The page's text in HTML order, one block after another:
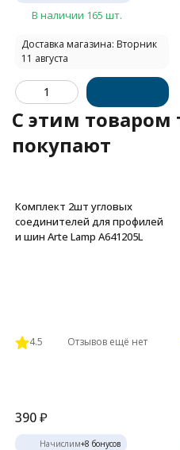
В наличии 165 шт.
Доставка магазина: Вторник
11 августа
C этим товаром
покупают
Комплект 2шт угловых
соединителей для профилей
и шин Arte Lamp A641205L
4.5 Отзывов ещё нет
390₽
Начислим+8 бонусов